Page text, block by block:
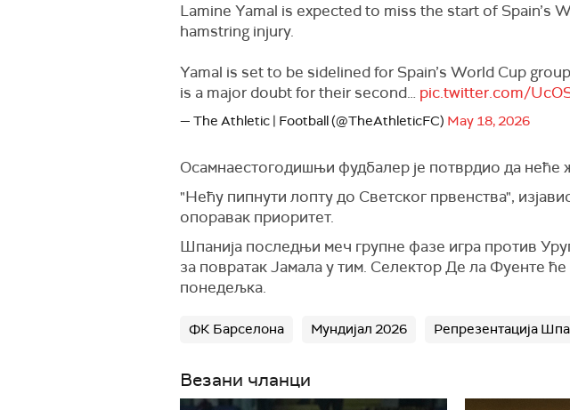
Lamine Yamal is expected to miss the start of Spain’s
hamstring injury.
Yamal is set to be sidelined for Spain’s World Cup
is a major doubt for their second… pic.twitter.com/
— The Athletic | Football (@TheAthleticFC) May 18, 2026
Осамнаестогодишњи фудбалер је потврдио да неће
"Нећу пипнути лопту до Светског првенства",
опоравак приоритет.
Шпанија последњи меч групне фазе игра против
за повратак Јамала у тим. Селектор Де ла Фуенте
понедељка.
ФК Барселона Мундијал 2026 Репрезентација
Везани чланци